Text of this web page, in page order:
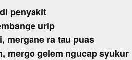
penyakit
urip
mergane ra tau puas
mergo gelem ngucap syukur